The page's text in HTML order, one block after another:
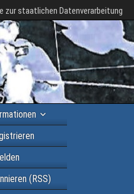
zur staatlichen Datenverarbeitung
(RSS)